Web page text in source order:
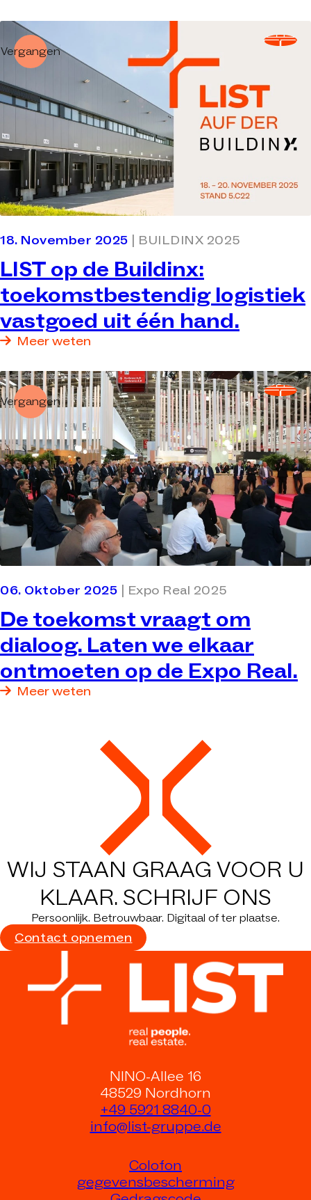
Vergangen
18. November 2025 | BUILDINX 2025
LIST op de Buildinx:
toekomstbestendig logistiek
vastgoed uit één hand.
Meer weten
Vergangen
06. Oktober 2025 | Expo Real 2025
De toekomst vraagt om
dialoog. Laten we elkaar
ontmoeten op de Expo Real.
Meer weten
WIJ STAAN GRAAG VOOR U
KLAAR. SCHRIJF ONS
Persoonlijk. Betrouwbaar. Digitaal of ter plaatse.
Contact opnemen
NINO-Allee 16
48529 Nordhorn
+49 5921 8840-0
info@list-gruppe.de
Colofon
gegevensbescherming